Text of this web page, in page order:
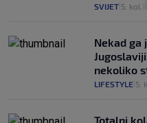
SVIJET 5. kol.
Nekad ga
nekoliko
LIFESTYLE 5.
Totalni